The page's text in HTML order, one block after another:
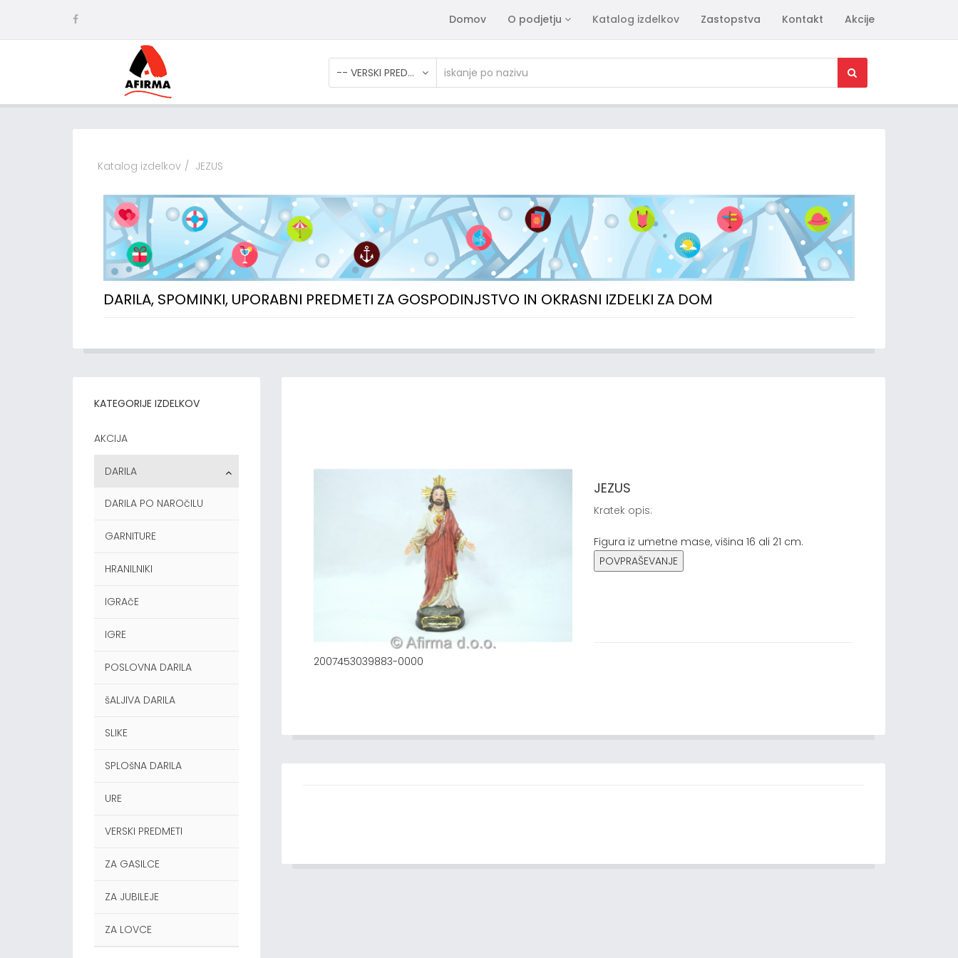
Domov O podjetju Katalog izdelkov Zastopstva Kontakt Akcije
-- VERSKI PREDMETI
Katalog izdelkov JEZUS
DARILA, SPOMINKI, UPORABNI PREDMETI ZA GOSPODINJSTVO IN OKRASNI IZDELKI ZA DOM
KATEGORIJE IZDELKOV
AKCIJA
DARILA
DARILA PO NAROčILU
GARNITURE
HRANILNIKI
IGRAčE
IGRE
POSLOVNA DARILA
šALJIVA DARILA
SLIKE
SPLOšNA DARILA
URE
VERSKI PREDMETI
ZA GASILCE
ZA JUBILEJE
ZA LOVCE
2007453039883-0000
JEZUS
Kratek opis:
Figura iz umetne mase, višina 16 ali 21 cm.